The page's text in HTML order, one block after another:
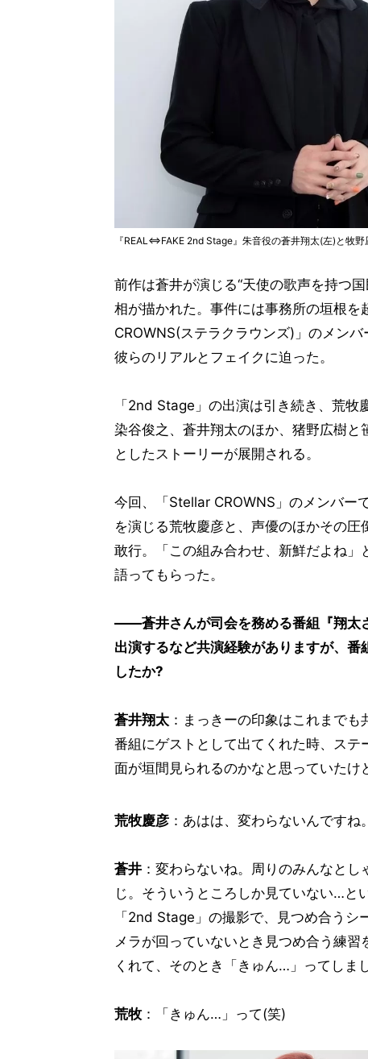
『REAL⇔FAKE 2nd Stage』朱音役の蒼井翔太(左)と牧
前作は蒼井が演じる“天使の歌声を持つ
相が描かれた。事件には事務所の垣根
CROWNS(ステラクラウンズ)」のメン
彼らのリアルとフェイクに迫った。
「2nd Stage」の出演は引き続き、荒牧
染谷俊之、蒼井翔太のほか、猪野広樹
としたストーリーが展開される。
今回、「Stellar CROWNS」のメンバー
を演じる荒牧慶彦と、声優のほかその
敢行。「この組み合わせ、新鮮だよね
語ってもらった。
――蒼井さんが司会を務める番組『翔太
出演するなど共演経験がありますが、
したか?
蒼井翔太 ：まっきーの印象はこれまで
番組にゲストとして出てくれた時、ス
面が垣間見られるのかなと思っていたけ
荒牧慶彦 ：あはは、変わらないんですね
蒼井 ：変わらないね。周りのみんなと
じ。そういうところしか見ていない…と
「2nd Stage」の撮影で、見つめ合う
メラが回っていないとき見つめ合う練
くれて、そのとき「きゅん…」ってしま
荒牧：「きゅん…」って(笑)